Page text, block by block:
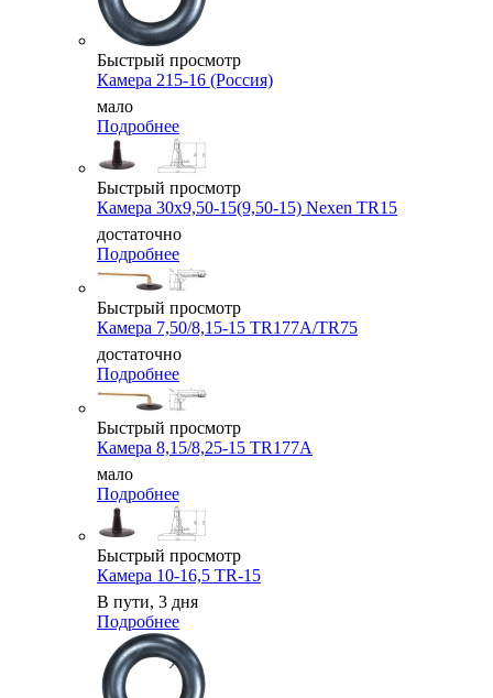
Быстрый просмотр
Камера 215-16 (Россия)
мало
Подробнее
Быстрый просмотр
Камера 30x9,50-15(9,50-15) Nexen TR15
достаточно
Подробнее
Быстрый просмотр
Камера 7,50/8,15-15 TR177A/TR75
достаточно
Подробнее
Быстрый просмотр
Камера 8,15/8,25-15 TR177A
мало
Подробнее
Быстрый просмотр
Камера 10-16,5 TR-15
В пути, 3 дня
Подробнее